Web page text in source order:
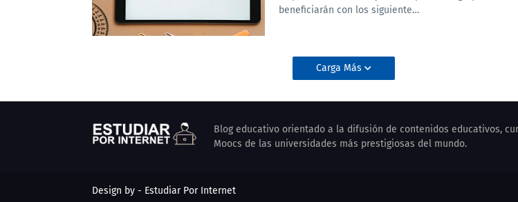
beneficiarán con los siguiente…
Carga Más
Blog educativo orientado a la difusión de contenidos educativos,
Moocs de las universidades más prestigiosas del mundo.
Design by - Estudiar Por Internet